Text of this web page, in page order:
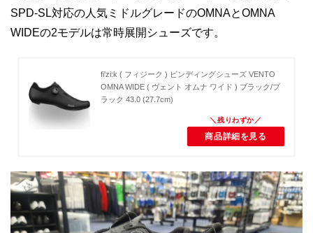
SPD-SL対応の人気ミドルグレードのOMNAとOMNA
WIDEの2モデルは常時展開シューズです。
fi'zi:k ( フィジーク ) ビンディングシューズ VENTO
OMNA WIDE ( ヴェント オムナ ワイド ) ブラック/ブ
ラック 43.0 (27.7cm)
商品詳細を見る